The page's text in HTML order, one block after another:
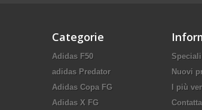
Categorie
Adidas F50
adidas Predator
Adidas Copa FG
Adidas X FG
Speciali
Nuovi
I più